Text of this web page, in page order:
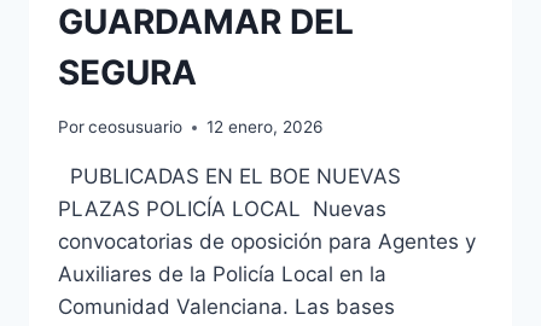
GUARDAMAR DEL
SEGURA
Porceosusuario 12 enero, 2026
PUBLICADAS EN EL BOE NUEVAS
PLAZAS POLICÍA LOCAL Nuevas
convocatorias de oposición para Agentes y
Auxiliares de la Policía Local en la
Comunidad Valenciana. Las bases